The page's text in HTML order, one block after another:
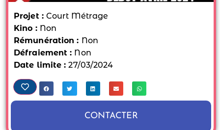
Projet : Court Métrage
Kino : Non
Rémunération : Non
Défraiement : Non
Date limite :27/03/2024
CONTACTER